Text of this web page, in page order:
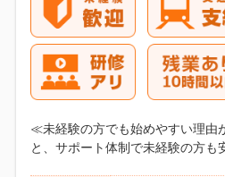
≪未経験の方でも始めやすい理由
と、サポート体制で未経験の方も